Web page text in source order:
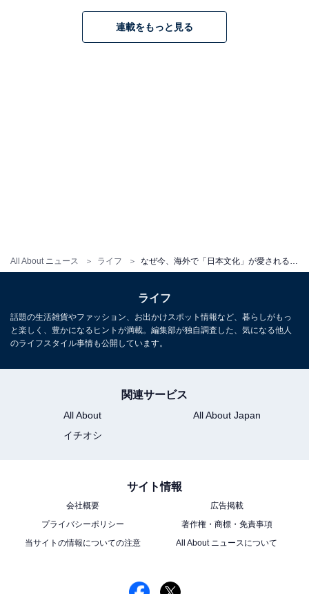
All About ニュース ライフ
つです。和室では布団は畳んで押し入れにしまうよう
ょう。北欧も、家具はシンプルなデザインの物が多く、
機能性の高さも重視されています。
「ジャパンディ」がはやっている
連載をもっと見る
ライフ
話題の生活雑貨やファッション、お出かけスポット情報など、暮らしがもっ
と楽しく、豊かになるヒントが満載。編集部が独自調査した、気になる他人
のライフスタイル事情も公開しています。
関連サービス
All About
All About Japan
イチオシ
サイト情報
会社概要
広告掲載
プライバシーポリシー
著作権・商標・免責事項
当サイトの情報についての注意
All About ニュースについて